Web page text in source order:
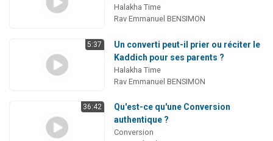
Halakha Time
Rav Emmanuel BENSIMON
5:37
Un converti peut-il prier ou réciter le
Kaddich pour ses parents ?
Halakha Time
Rav Emmanuel BENSIMON
36:42
Qu'est-ce qu'une Conversion
authentique ?
Conversion